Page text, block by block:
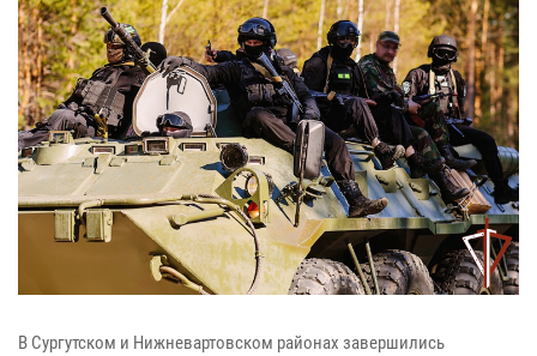
В Сургутском и Нижневартовском районах завершились